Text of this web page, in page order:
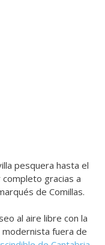
pesquera hasta el
gracias a
de Comillas.
al aire libre con la
fuera de